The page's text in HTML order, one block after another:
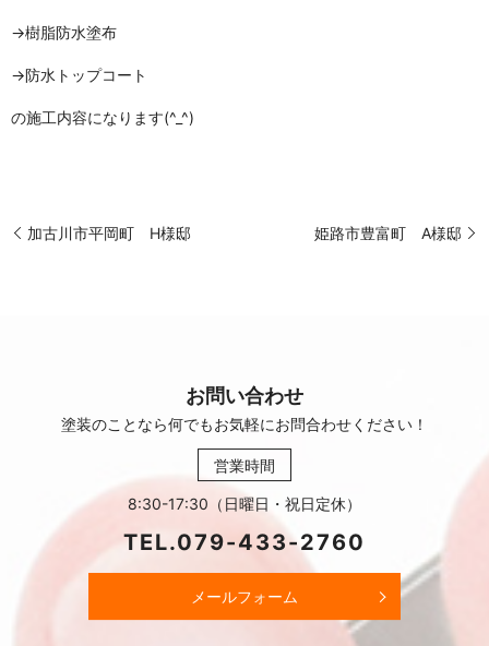
→樹脂防水塗布
→防水トップコート
の施工内容になります(^_^)
加古川市平岡町 H様邸 姫路市豊富町 A様邸
お問い合わせ
塗装のことなら何でもお気軽にお問合わせください！
営業時間
8:30-17:30（日曜日・祝日定休）
TEL.079-433-2760
メールフォーム